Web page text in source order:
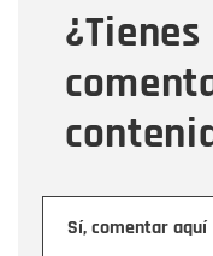
Sí, comentar
Mensaje